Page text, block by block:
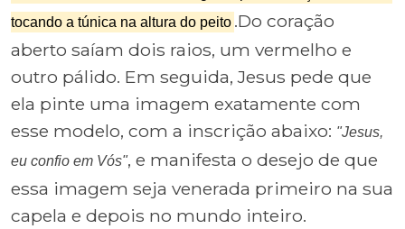
tocando a túnica na altura do peito .Do coração
aberto saíam dois raios, um vermelho e
outro pálido. Em seguida, Jesus pede que
ela pinte uma imagem exatamente com
esse modelo, com a inscrição abaixo: "Jesus,
eu confio em Vós", e manifesta o desejo de que
essa imagem seja venerada primeiro na sua
capela e depois no mundo inteiro.